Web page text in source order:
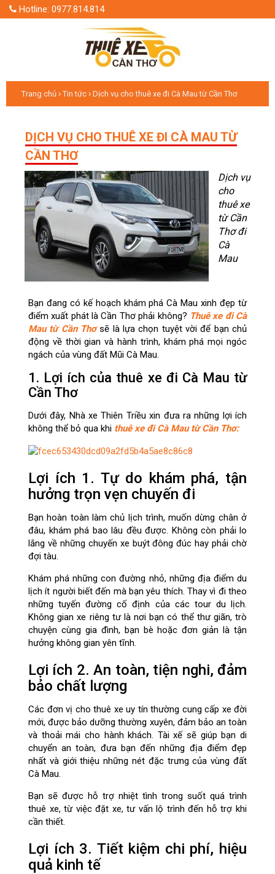
Hotline: 0977.814.814
Trang chủ ›Tin tức › Dịch vụ cho thuê xe đi Cà Mau từ Cần Thơ
DỊCH VỤ CHO THUÊ XE ĐI CÀ MAU TỪ
CẦN THƠ
Dịch vụ
cho
thuê xe
từ Cần
Thơ đi
Cà
Mau
Bạn đang có kế hoạch khám phá Cà Mau xinh đẹp từ
điểm xuất phát là Cần Thơ phải không? Thuê xe đi Cà
Mau từ Cần Thơsẽ là lựa chọn tuyệt vời để bạn chủ
động về thời gian và hành trình, khám phá mọi ngóc
ngách của vùng đất Mũi Cà Mau.
1. Lợi ích của thuê xe đi Cà Mau từ
Cần Thơ
Dưới đây, Nhà xe Thiên Triều xin đưa ra những lợi ích
không thể bỏ qua khi thuê xe đi Cà Mau từ Cần Thơ:
Lợi ích 1. Tự do khám phá, tận
hưởng trọn vẹn chuyến đi
Bạn hoàn toàn làm chủ lịch trình, muốn dừng chân ở
đâu, khám phá bao lâu đều được. Không còn phải lo
lắng về những chuyến xe buýt đông đúc hay phải chờ
đợi tàu.
Khám phá những con đường nhỏ, những địa điểm du
lịch ít người biết đến mà bạn yêu thích. Thay vì đi theo
những tuyến đường cố định của các tour du lịch.
Không gian xe riêng tư là nơi bạn có thể thư giãn, trò
chuyện cùng gia đình, bạn bè hoặc đơn giản là tận
hưởng không gian yên tĩnh.
Lợi ích 2. An toàn, tiện nghi, đảm
bảo chất lượng
Các đơn vị cho thuê xe uy tín thường cung cấp xe đời
mới, được bảo dưỡng thường xuyên, đảm bảo an toàn
và thoải mái cho hành khách. Tài xế sẽ giúp bạn di
chuyển an toàn, đưa bạn đến những địa điểm đẹp
nhất và giới thiệu những nét đặc trưng của vùng đất
Cà Mau.
Bạn sẽ được hỗ trợ nhiệt tình trong suốt quá trình
thuê xe, từ việc đặt xe, tư vấn lộ trình đến hỗ trợ khi
cần thiết.
Lợi ích 3. Tiết kiệm chi phí, hiệu
quả kinh tế